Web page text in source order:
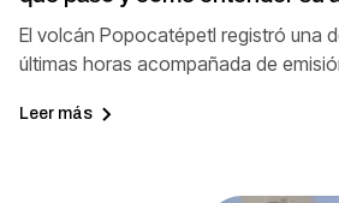
El volcán Popocatépetl registró una
últimas horas acompañada de
Leer más